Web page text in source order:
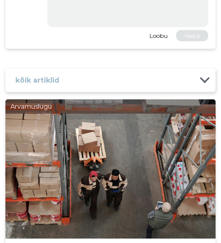
Loobu Vasta
kõik artiklid
Arvamuslugu